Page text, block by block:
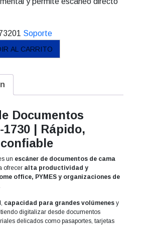
Soporte
AL CARRITO
Documentos
1730 | Rápido,
un escáner de documentos de cama
ofrecer alta productividad y
office, PYMES y organizaciones de
, capacidad para grandes volúmenesy
digitalizar desde documentos
delicados como pasaportes, tarjetas